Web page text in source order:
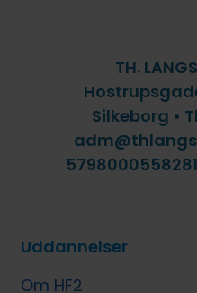
TH.
Silkeborg •
Uddannelser
Om HF2